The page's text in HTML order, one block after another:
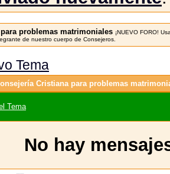
problemas matrimoniales ¡NUEVO FORO!
de nuestro cuerpo de Consejeros.
Cristiana para problemas
Tema
No hay